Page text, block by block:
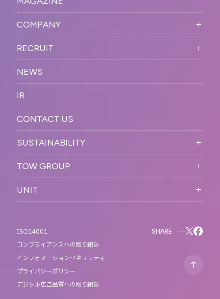
BUSINESS DOMAIN
SOLUTION
WORKFLOW
オンラインイベント
SNSプロモーション
プラットフォーム販
促
デジタル制作・映像
制作
PR
カンファレンス・展示会・アワ
ESPORTS・ゲームプロモーシ
COMPANY
COMPANY INFORMATION
MESSAGE
OFFICER
ACCESS
ORGANIZATION CHART
HISTORY
RECRUIT
新卒採用
キャリア採用
NEWS
IR
CONTACT US
SUSTAINABILITY
サステナビリティ
TOW GROUP
MOTTO
BLUES MOBILE
UNIT
ISO14001
コンプライアンスへの取り組み
インフォメーションセキュリティ
プライバシーポリシー
デジタル広告品質への取り組み
SHARE